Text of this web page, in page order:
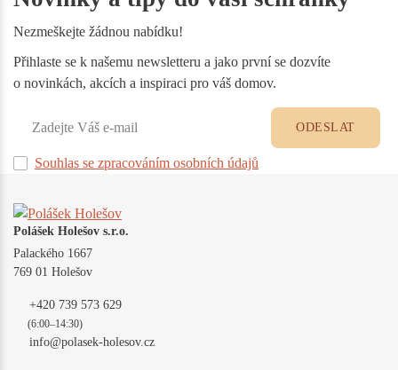
Nezmeškejte žádnou nabídku!
Přihlaste se k našemu newsletteru a jako první se dozvíte
o novinkách, akcích a inspiraci pro váš domov.
Souhlas se zpracováním osobních údajů
ODESLAT
Polášek Holešov s.r.o.
Palackého 1667
769 01 Holešov
+420 739 573 629
(6:00–14:30)
info@polasek-holesov.cz